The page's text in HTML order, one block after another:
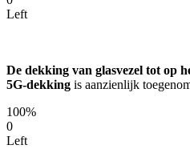
Left
De dekking van glasvezel tot op
5G-dekking is aanzienlijk
100%
0
Left